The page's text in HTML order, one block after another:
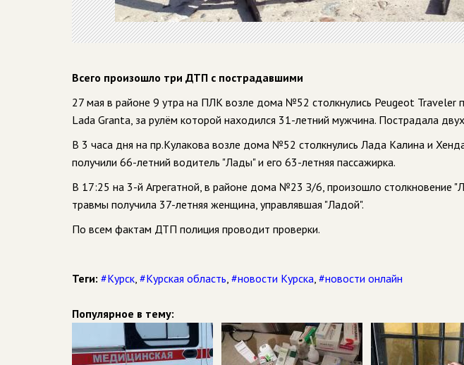
Всего произошло три ДТП с пострадавшими
27 мая в районе 9 утра на ПЛК возле дома №52 столкнулись Peugeot
Lada Granta, за рулём которой находился 31-летний мужчина. Пострадала
В 3 часа дня на пр.Кулакова возле дома №52 столкнулись Лада Калина и
получили 66-летний водитель "Лады" и его 63-летняя пассажирка.
В 17:25 на 3-й Агрегатной, в районе дома №23 З/6, произошло столкновение
травмы получила 37-летняя женщина, управлявшая "Ладой".
По всем фактам ДТП полиция проводит проверки.
Теги: #Курск, #Курская область, #новости Курска, #новости онлайн
Популярное в тему: